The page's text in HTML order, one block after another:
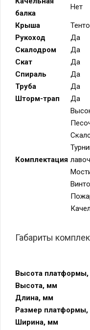
балка
Нет
Крыша
Рукоход
Да
Скалодром
Да
Скат
Да
Спираль
Да
Труба
Да
Шторм-трап
Да
Комплектация
Габариты
Высота
Высота, мм
Длина, мм
Размер
Ширина, мм